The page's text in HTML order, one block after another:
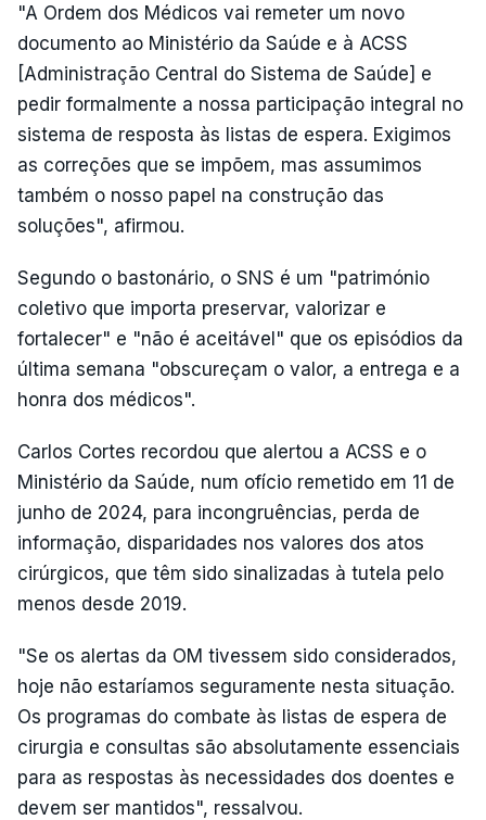
"A Ordem dos Médicos vai remeter um novo
documento ao Ministério da Saúde e à ACSS
[Administração Central do Sistema de Saúde] e
pedir formalmente a nossa participação integral no
sistema de resposta às listas de espera. Exigimos
as correções que se impõem, mas assumimos
também o nosso papel na construção das
soluções", afirmou.
Segundo o bastonário, o SNS é um "património
coletivo que importa preservar, valorizar e
fortalecer" e "não é aceitável" que os episódios da
última semana "obscureçam o valor, a entrega e a
honra dos médicos".
Carlos Cortes recordou que alertou a ACSS e o
Ministério da Saúde, num ofício remetido em 11 de
junho de 2024, para incongruências, perda de
informação, disparidades nos valores dos atos
cirúrgicos, que têm sido sinalizadas à tutela pelo
menos desde 2019.
"Se os alertas da OM tivessem sido considerados,
hoje não estaríamos seguramente nesta situação.
Os programas do combate às listas de espera de
cirurgia e consultas são absolutamente essenciais
para as respostas às necessidades dos doentes e
devem ser mantidos", ressalvou.